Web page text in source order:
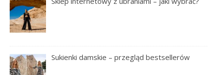
Sukienki damskie – przegląd bestsellerów